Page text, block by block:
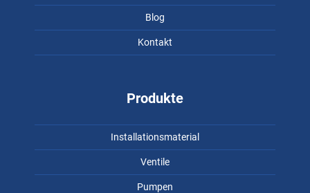
Blog
Kontakt
Produkte
Installationsmaterial
Ventile
Pumpen